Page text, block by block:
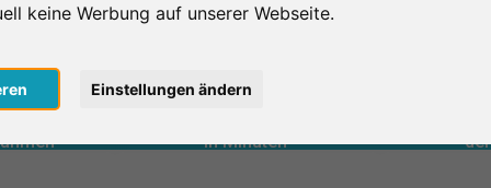
keine Werbung auf unserer Webseite.
Einstellungen ändern
erhaltene
erbrachte 0
in Minuten
0
in Minuten